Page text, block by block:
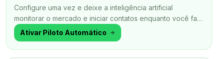
Configure uma vez e deixe a inteligência artificial
monitorar o mercado e iniciar contatos enquanto você faz
outra coisa.
Ativar Piloto Automático